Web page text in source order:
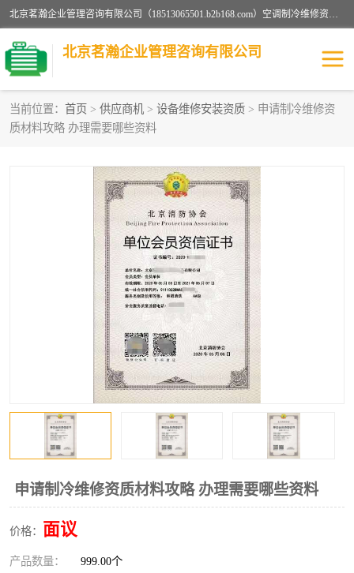
北京茗瀚企业管理咨询有限公司（18513065501.b2b168.com）空调制冷维修资质,油烟管道清洗资质,清洗行业资质公司秉承“顾客至上，锐意进缺的经营理念，我们提供高质量的产品，坚持“客户”的原则为广大客户提供贴心服务。如果你对公司的产品感兴趣，可以联系高经理，我们会用好的产品和服务让您满意。
北京茗瀚企业管理咨询有限公司
当前位置： 首页 > 供应商机 > 设备维修安装资质 > 申请制冷维修资
质材料攻略 办理需要哪些资料
申请制冷维修资质材料攻略 办理需要哪些资料
价格： 面议
产品数量： 999.00个
烟道清洗资质
认证服务
防爆电气维修安装资质 空调制冷维修安装资质
矿用设备检修资质